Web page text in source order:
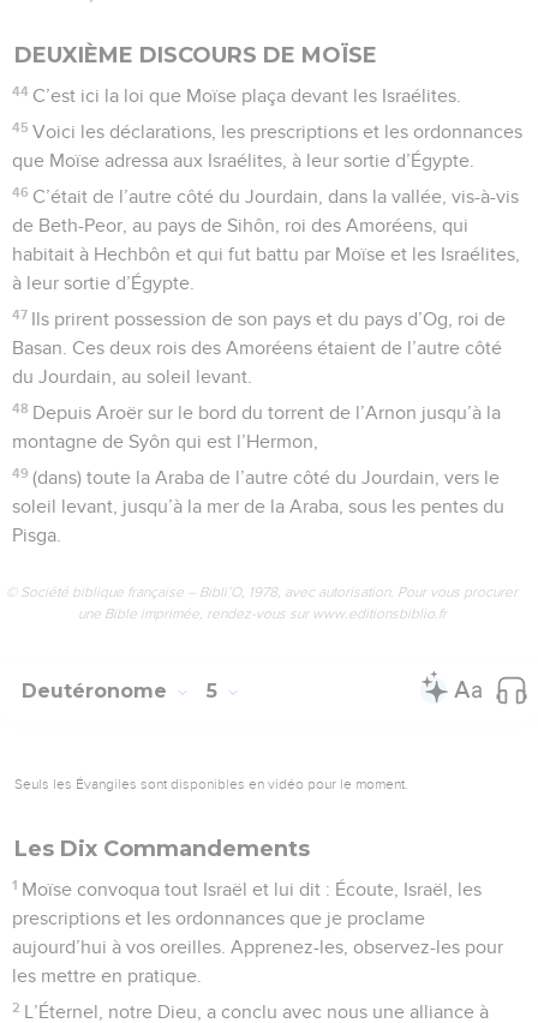
DEUXIÈME DISCOURS DE MOÏSE
44 C’est ici la loi que Moïse plaça devant les Israélites.
45 Voici les déclarations, les prescriptions et les ordonnances
que Moïse adressa aux Israélites, à leur sortie d’Égypte.
46 C’était de l’autre côté du Jourdain, dans la vallée, vis-à-vis
de Beth-Peor, au pays de Sihôn, roi des Amoréens, qui
habitait à Hechbôn et qui fut battu par Moïse et les Israélites,
à leur sortie d’Égypte.
47 Ils prirent possession de son pays et du pays d’Og, roi de
Basan. Ces deux rois des Amoréens étaient de l’autre côté
du Jourdain, au soleil levant.
48 Depuis Aroër sur le bord du torrent de l’Arnon jusqu’à la
montagne de Syôn qui est l’Hermon,
49 (dans) toute la Araba de l’autre côté du Jourdain, vers le
soleil levant, jusqu’à la mer de la Araba, sous les pentes du
Pisga.
© Société biblique française – Bibli’O, 1978, avec autorisation. Pour vous procurer
une Bible imprimée, rendez-vous sur www.editionsbiblio.fr
Deutéronome 5
Seuls les Évangiles sont disponibles en vidéo pour le moment.
Les Dix Commandements
1 Moïse convoqua tout Israël et lui dit : Écoute, Israël, les
prescriptions et les ordonnances que je proclame
aujourd’hui à vos oreilles. Apprenez-les, observez-les pour
les mettre en pratique.
2 L’Éternel, notre Dieu, a conclu avec nous une alliance à